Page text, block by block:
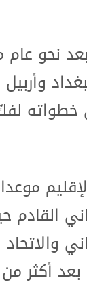
نحو
خطواته
موعدا
بعد